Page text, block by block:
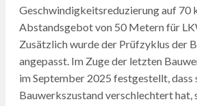
Geschwindigkeitsreduzierung auf 70
Abstandsgebot von 50 Metern für
Zusätzlich wurde der Prüfzyklus der
angepasst. Im Zuge der letzten
im September 2025 festgestellt, dass
Bauwerkszustand verschlechtert hat,